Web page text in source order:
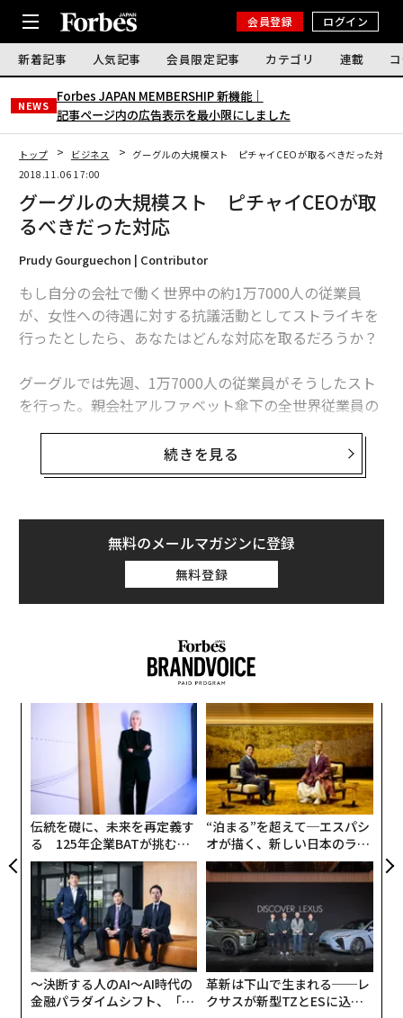
会員登録 ログイン
新着記事 人気記事 会員限定記事 カテゴリ 連載
NEWS
Forbes JAPAN MEMBERSHIP 新機能｜
記事ページ内の広告表示を最小限にしました
トップ ビジネス
グーグルの大規模スト ピチャイCEOが取るべきだった対応
2018.11.06 17:00
グーグルの大規模スト ピチャイCEOが取
るべきだった対応
Prudy Gourguechon | Contributor
もし自分の会社で働く世界中の約1万7000人の従業員
が、女性への待遇に対する抗議活動としてストライキを
行ったとしたら、あなたはどんな対応を取るだろうか？
グーグルでは先週、1万7000人の従業員がそうしたスト
を行った。親会社アルファベット傘下の全世界従業員の
うち、実に18％もが参加した計算だ。
きっかけとなったのは、米紙ニューヨーク・タイムズが
ィ・ルービンがセクハラに及んだという信頼できる情報
が浮上したにもかかわらず、グーグルはそれを公表せず
に、2014年に同社を退職したルービンに9000万ドル
（約100億円）の退職金を支払ったと報じられた。
続きを見る
無料のメールマガジンに登録
無料登録
伝統を礎に、未来を再定義す
る 125年企業BATが挑むス
モークレスな未来
“泊まる”を超えて─エスパシ
オが描く、新しい日本のラグ
ジュアリー（中編）
〜決断する人のAI〜AI時代の
金融パラダイムシフト、「超
革新は下山で生まれる──レ
クサスが新型TZとESに込め